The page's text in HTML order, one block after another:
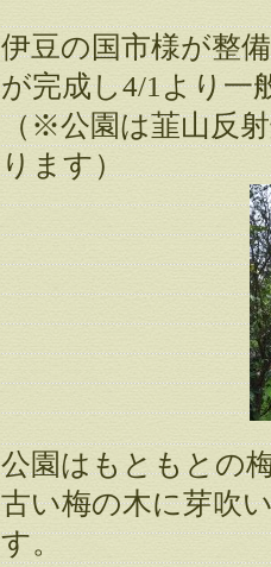
伊豆の国市様が整
が完成し4/1より一
（※公園は韮山反
ります）
公園はもともとの
古い梅の木に芽吹
す。